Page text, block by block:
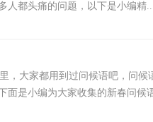
人都头痛的问题，以下是小编精
大家都用到过问候语吧，问候
面是小编为大家收集的新春问候